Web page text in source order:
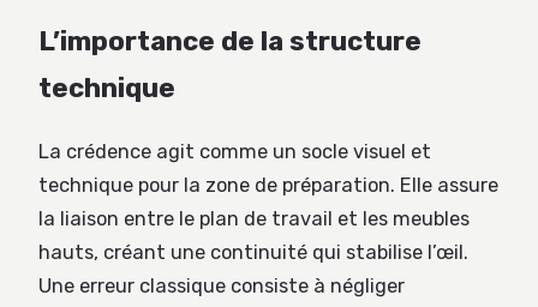
L’importance de la structure
technique
La crédence agit comme un socle visuel et
technique pour la zone de préparation. Elle assure
la liaison entre le plan de travail et les meubles
hauts, créant une continuité qui stabilise l’œil.
Une erreur classique consiste à négliger